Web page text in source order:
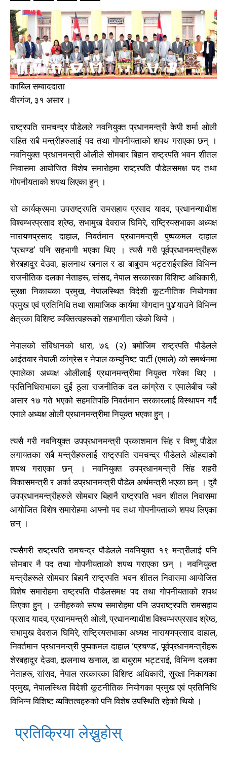
खोज्नुहोस्
काबिलखबर एफएम सुन्नुहोस
उज्यालो एफएम सुन्नुहोस
खोज्नुहोस्
काबिलखबर एफएम सुन्नुहोस
उज्यालो एफएम सुन्नुहोस
काबिल सम्वाददाता
वीरगंज, ३१ असार ।
राष्ट्रपति रामचन्द्र पौडेलले नवनियुक्त प्रधानमन्त्री केपी शर्मा ओली
सहित सबै मन्त्रीहरुलाई पद तथा गोपनीयताको शपथ गराएका छन् ।
नवनियुक्त प्रधानमन्त्री ओलीले सोमबार बिहान राष्ट्रपति भवन शीतल
निवासमा आयोजित विशेष समारोहमा राष्ट्रपति पौडेलसमक्ष पद तथा
गोपनीयताको शपथ लिएका हुन् ।
सो कार्यक्रममा उपराष्ट्रपति रामसहाय प्रसाद यादव, प्रधानन्याधीश
विश्वम्भरप्रसाद श्रेष्ठ, सभामुख देवराज घिमिरे, राष्ट्रियसभाका अध्यक्ष
नारायणप्रसाद दाहाल, निवर्तमान प्रधानमन्त्री पुष्पकमल दाहाल
‘प्रचण्ड’ पनि सहभागी भएका थिए । त्यसै गरी पूर्वप्रधानमन्त्रीहरू
शेरबहादुर देउवा, झलनाथ खनाल र डा बाबुराम भट्टराईसहित विभिन्न
राजनीतिक दलका नेताहरू, सांसद, नेपाल सरकारका विशिष्ट अधिकारी,
सुरक्षा निकायका प्रमुख, नेपालस्थित विदेशी कूटनीतिक नियोगका
प्रमुख एवं प्रतिनिधि तथा सामाजिक कार्यमा योगदान पु¥याउने विभिन्न
क्षेत्रका विशिष्ट व्यक्तित्वहरूको सहभागीता रहेको थियो ।
नेपालको संविधानको धारा, ७६ (२) बमोजिम राष्ट्रपति पौडेलले
आईतवार नेपाली कांग्रेस र नेपाल कम्युनिष्ट पार्टी (एमाले) को समर्थनमा
एमालेका अध्यक्ष ओलीलाई प्रधानमन्त्रीमा नियुक्त गरेका थिए ।
प्रतिनिधिसभाका दुर्ई ठूला राजनीतिक दल कांग्रेस र एमालेबीच यही
असार १७ गते भएको सहमतिपछि निवर्तमान सरकारलाई विस्थापन गर्दै
एमाले अध्यक्ष ओली प्रधानमन्त्रीमा नियुक्त भएका हुन् ।
त्यसै गरी नवनियुक्त उपप्रधानमन्त्री प्रकाशमान सिंह र विष्णु पौडेल
लगायतका सबै मन्त्रीहरुलाई राष्ट्रपति रामचन्द्र पौडेलले ओहदाको
शपथ गराएका छन् । नवनियुक्त उपप्रधानमन्त्री सिंह शहरी
विकासमन्त्री र अर्का उप्रधानमन्त्री पौडेल अर्थमन्त्री भएका छन् । दुवै
उपप्रधानमन्त्रीहरुले सोमबार बिहानै राष्ट्रपति भवन शीतल निवासमा
आयोजित विशेष समारोहमा आफ्नो पद तथा गोपनीयताको शपथ लिएका
छन् ।
त्यसैगरी राष्ट्रपति रामचन्द्र पौडेलले नवनियुक्त १९ मन्त्रीलाई पनि
सोमबार नै पद तथा गोपनीयताको शपथ गराएका छन् । नवनियुक्त
मन्त्रीहरूले सोमबार बिहानै राष्ट्रपति भवन शीतल निवासमा आयोजित
विशेष समारोहमा राष्ट्रपति पौडेलसमक्ष पद तथा गोपनीयताको शपथ
लिएका हुन् । उनीहरुको सपथ समारोहमा पनि उपराष्ट्रपति रामसहाय
प्रसाद यादव, प्रधानमन्त्री ओली, प्रधानन्याधीश विश्वम्भरप्रसाद श्रेष्ठ,
सभामुख देवराज घिमिरे, राष्ट्रियसभाका अध्यक्ष नारायणप्रसाद दाहाल,
निवर्तमान प्रधानमन्त्री पुष्पकमल दाहाल ‘प्रचण्ड’, पूर्वप्रधानमन्त्रीहरू
शेरबहादुर देउवा, झलनाथ खनाल, डा बाबुराम भट्टराई, विभिन्न दलका
नेताहरू, सांसद, नेपाल सरकारका विशिष्ट अधिकारी, सुरक्षा निकायका
प्रमुख, नेपालस्थित विदेशी कूटनीतिक नियोगका प्रमुख एवं प्रतिनिधि
विभिन्न विशिष्ट व्यक्तित्वहरुको पनि विशेष उपस्थिति रहेको थियो ।
प्रतिक्रिया लेख्नुहोस्